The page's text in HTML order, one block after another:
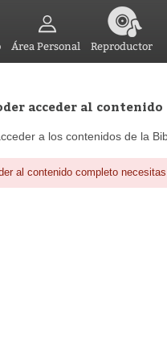
Área Personal Reproductor
acceder al contenido
a los contenidos de la
al contenido completo